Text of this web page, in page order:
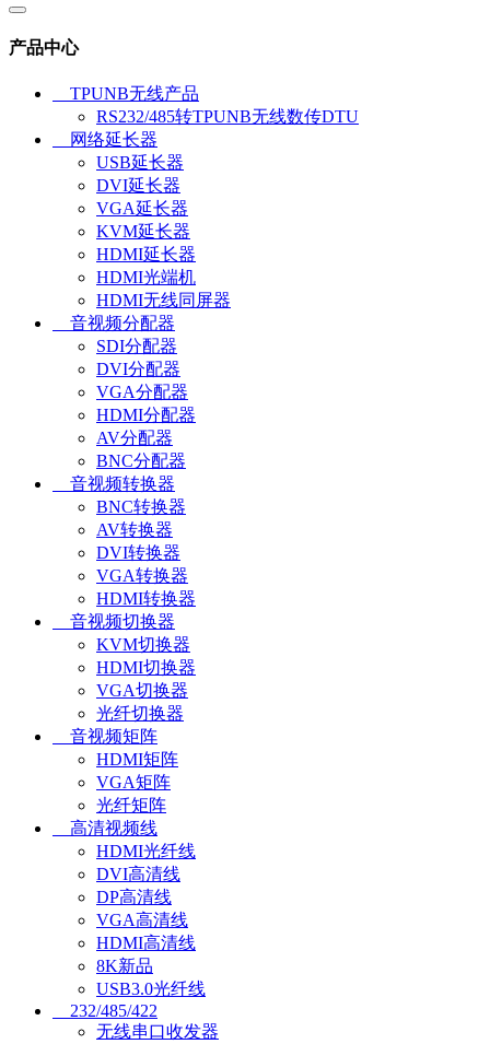
产品中心
TPUNB无线产品
RS232/485转TPUNB无线数传DTU
网络延长器
USB延长器
DVI延长器
VGA延长器
KVM延长器
HDMI延长器
HDMI光端机
HDMI无线同屏器
音视频分配器
SDI分配器
DVI分配器
VGA分配器
HDMI分配器
AV分配器
BNC分配器
音视频转换器
BNC转换器
AV转换器
DVI转换器
VGA转换器
HDMI转换器
音视频切换器
KVM切换器
HDMI切换器
VGA切换器
光纤切换器
音视频矩阵
HDMI矩阵
VGA矩阵
光纤矩阵
高清视频线
HDMI光纤线
DVI高清线
DP高清线
VGA高清线
HDMI高清线
8K新品
USB3.0光纤线
232/485/422
无线串口收发器